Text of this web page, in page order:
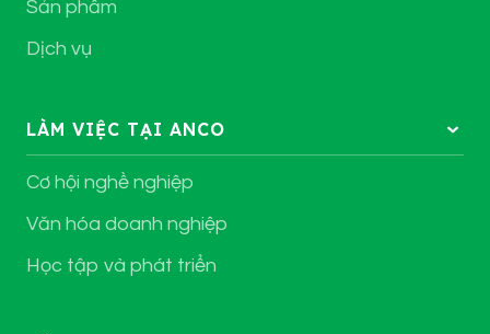
Sản phẩm
Dịch vụ
LÀM VIỆC TẠI ANCO
Cơ hội nghề nghiệp
Văn hóa doanh nghiệp
Học tập và phát triển